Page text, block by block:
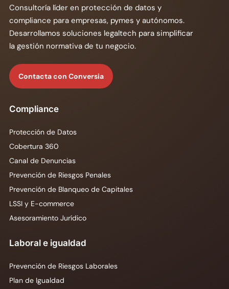
Consultoría líder en protección de datos y
compliance para empresas, pymes y autónomos.
Desarrollamos soluciones legaltech para simplificar
la gestión normativa de tu negocio.
Contacta con Conversia
Compliance
Protección de Datos
Cobertura 360
Canal de Denuncias
Prevención de Riesgos Penales
Prevención de Blanqueo de Capitales
LSSI y E-commerce
Asesoramiento Jurídico
Laboral e igualdad
Prevención de Riesgos Laborales
Plan de Igualdad